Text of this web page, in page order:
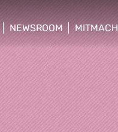
NEWSROOM
show/hide sub menu
show/